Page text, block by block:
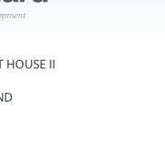
HOUSE II